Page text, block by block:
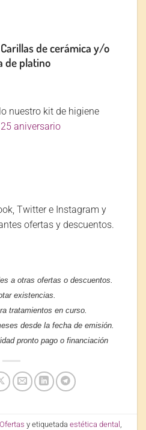
de cerámica y/o
de platino
nuestro kit de higiene
25 aniversario
Twitter e Instagram y
ofertas y descuentos.
a otras ofertas o descuentos.
existencias.
tratamientos en curso.
desde la fecha de emisión.
pronto pago o financiación
Ofertas y etiquetadaestética dental